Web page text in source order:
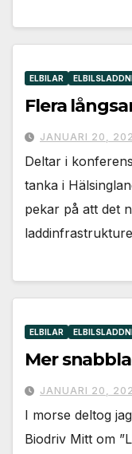
ELBILAR
Flera
JANUARI 20,
Deltar i
tanka i
pekar på att det
ELBILAR
Mer
JANUARI 20,
I morse deltog
Biodriv Mitt om